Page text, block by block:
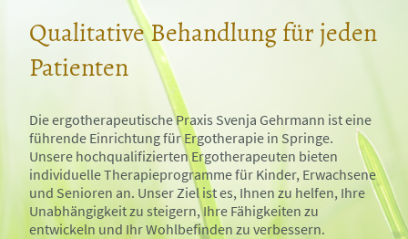
Qualitative Behandlung für jeden
Patienten
Die ergotherapeutische Praxis Svenja Gehrmann ist eine
führende Einrichtung für Ergotherapie in Springe.
Unsere hochqualifizierten Ergotherapeuten bieten
individuelle Therapieprogramme für Kinder, Erwachsene
und Senioren an. Unser Ziel ist es, Ihnen zu helfen, Ihre
Unabhängigkeit zu steigern, Ihre Fähigkeiten zu
entwickeln und Ihr Wohlbefinden zu verbessern.